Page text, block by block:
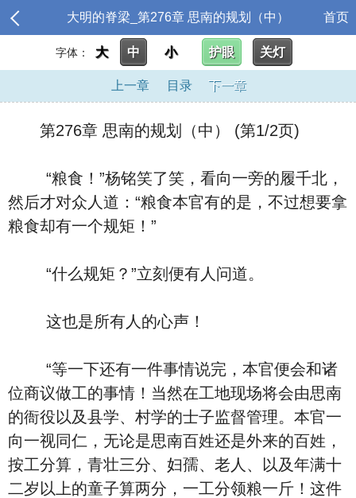
大明的脊梁_第276章 思南的规划（中） 首页
字体： 大 中 小 护眼 关灯
上一章 目录 下一章
第276章 思南的规划（中） (第1/2页)
“粮食！”杨铭笑了笑，看向一旁的履千北，
然后才对众人道：“粮食本官有的是，不过想要拿
粮食却有一个规矩！”
“什么规矩？”立刻便有人问道。
这也是所有人的心声！
“等一下还有一件事情说完，本官便会和诸
位商议做工的事情！当然在工地现场将会由思南
的衙役以及县学、村学的士子监督管理。本官一
向一视同仁，无论是思南百姓还是外来的百姓，
按工分算，青壮三分、妇孺、老人、以及年满十
二岁以上的童子算两分，一工分领粮一斤！这件